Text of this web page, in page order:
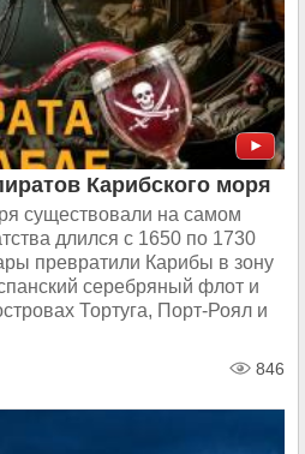
Карибского моря
существовали на самом
длился с 1650 по 1730
превратили Карибы в зону
серебряный флот и
Тортуга, Порт-Роял и
846